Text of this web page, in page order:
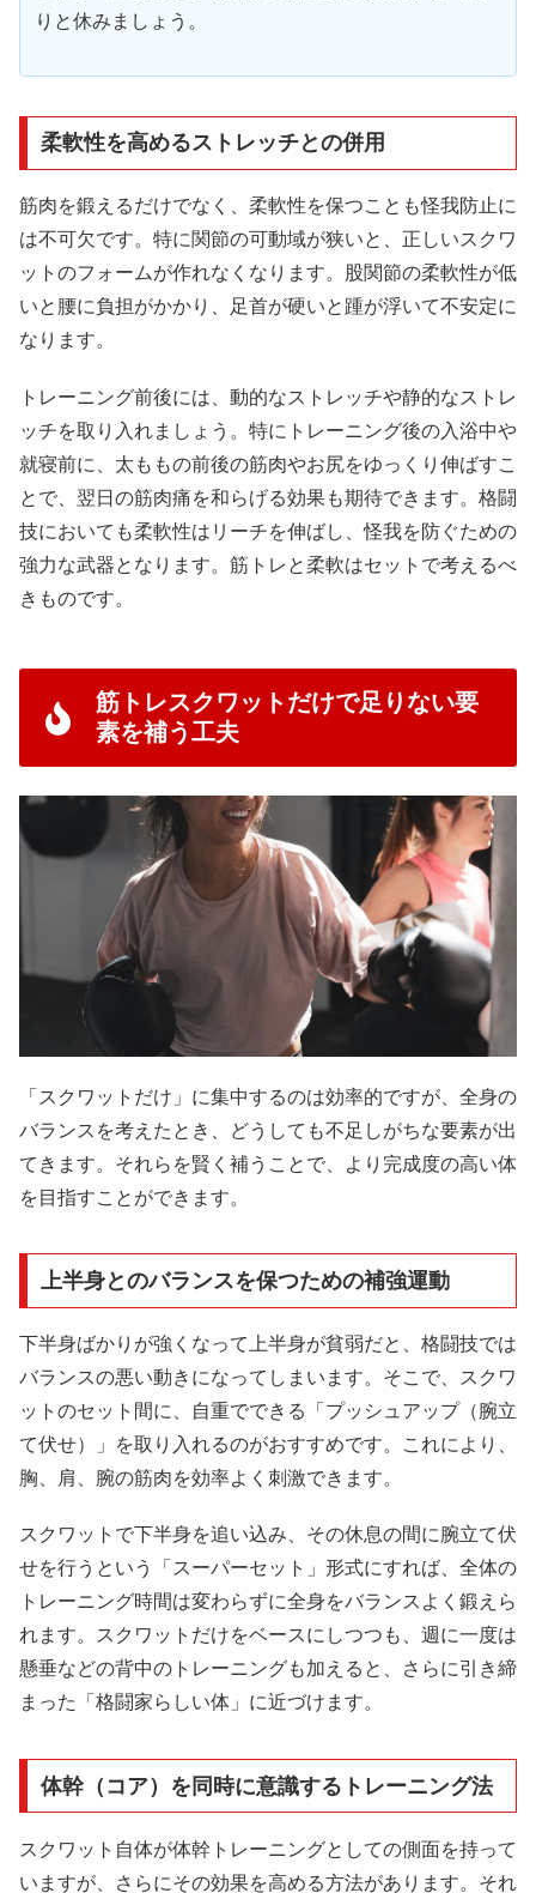
りと休みましょう。
柔軟性を高めるストレッチとの併用
筋肉を鍛えるだけでなく、柔軟性を保つことも怪我防止に
は不可欠です。特に関節の可動域が狭いと、正しいスクワ
ットのフォームが作れなくなります。股関節の柔軟性が低
いと腰に負担がかかり、足首が硬いと踵が浮いて不安定に
なります。
トレーニング前後には、動的なストレッチや静的なストレ
ッチを取り入れましょう。特にトレーニング後の入浴中や
就寝前に、太ももの前後の筋肉やお尻をゆっくり伸ばすこ
とで、翌日の筋肉痛を和らげる効果も期待できます。格闘
技においても柔軟性はリーチを伸ばし、怪我を防ぐための
強力な武器となります。筋トレと柔軟はセットで考えるべ
きものです。
筋トレスクワットだけで足りない要
素を補う工夫
「スクワットだけ」に集中するのは効率的ですが、全身の
バランスを考えたとき、どうしても不足しがちな要素が出
てきます。それらを賢く補うことで、より完成度の高い体
を目指すことができます。
上半身とのバランスを保つための補強運動
下半身ばかりが強くなって上半身が貧弱だと、格闘技では
バランスの悪い動きになってしまいます。そこで、スクワ
ットのセット間に、自重でできる「プッシュアップ（腕立
て伏せ）」を取り入れるのがおすすめです。これにより、
胸、肩、腕の筋肉を効率よく刺激できます。
スクワットで下半身を追い込み、その休息の間に腕立て伏
せを行うという「スーパーセット」形式にすれば、全体の
トレーニング時間は変わらずに全身をバランスよく鍛えら
れます。スクワットだけをベースにしつつも、週に一度は
懸垂などの背中のトレーニングも加えると、さらに引き締
まった「格闘家らしい体」に近づけます。
体幹（コア）を同時に意識するトレーニング法
スクワット自体が体幹トレーニングとしての側面を持って
いますが、さらにその効果を高める方法があります。それ